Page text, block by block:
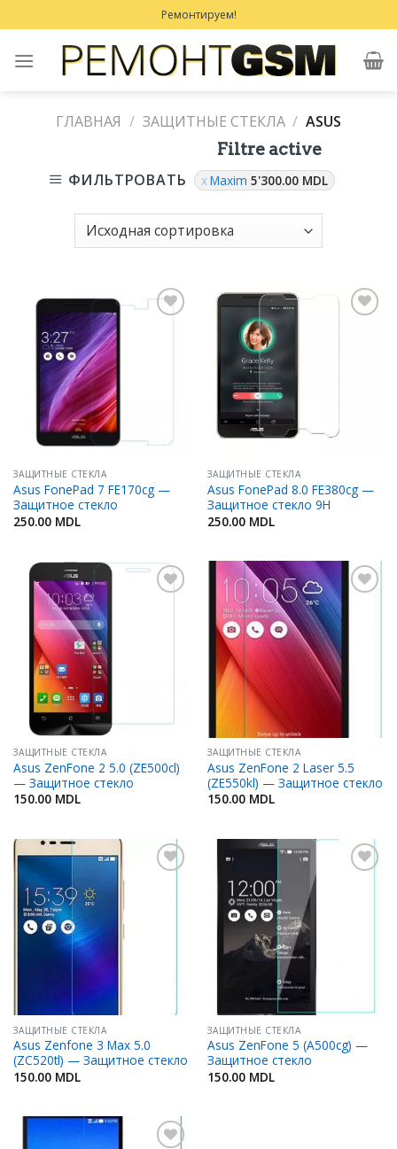
to
content
Ремонтируем!
ГЛАВНАЯ / ЗАЩИТНЫЕ СТЕКЛА / ASUS
ФИЛЬТРОВАТЬ
Filtre active
Maxim5'300.00 MDL
ЗАЩИТНЫЕ СТЕКЛА
Asus FonePad 7 FE170cg —
Защитное стекло
250.00 MDL
ЗАЩИТНЫЕ СТЕКЛА
Asus FonePad 8.0 FE380cg —
Защитное стекло 9H
250.00 MDL
ЗАЩИТНЫЕ СТЕКЛА
Asus ZenFone 2 5.0 (ZE500cl)
— Защитное стекло
150.00 MDL
Добавить
Избранное
ЗАЩИТНЫЕ СТЕКЛА
Asus ZenFone 2 Laser 5.5
(ZE550kl) — Защитное стекло
150.00 MDL
Избранное
ЗАЩИТНЫЕ СТЕКЛА
Asus Zenfone 3 Max 5.0
(ZC520tl) — Защитное стекло
150.00 MDL
ЗАЩИТНЫЕ СТЕКЛА
Asus ZenFone 5 (A500cg) —
Защитное стекло
150.00 MDL